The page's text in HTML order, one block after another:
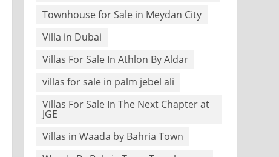
Townhouse for Sale in Meydan City
Villa in Dubai
Villas For Sale In Athlon By Aldar
villas for sale in palm jebel ali
Villas For Sale In The Next Chapter at
JGE
Villas in Waada by Bahria Town